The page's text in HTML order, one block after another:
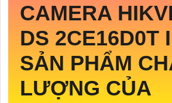
CAMERA
DS 2CE16D0T
SẢN PHẨM
LƯỢNG CỦA